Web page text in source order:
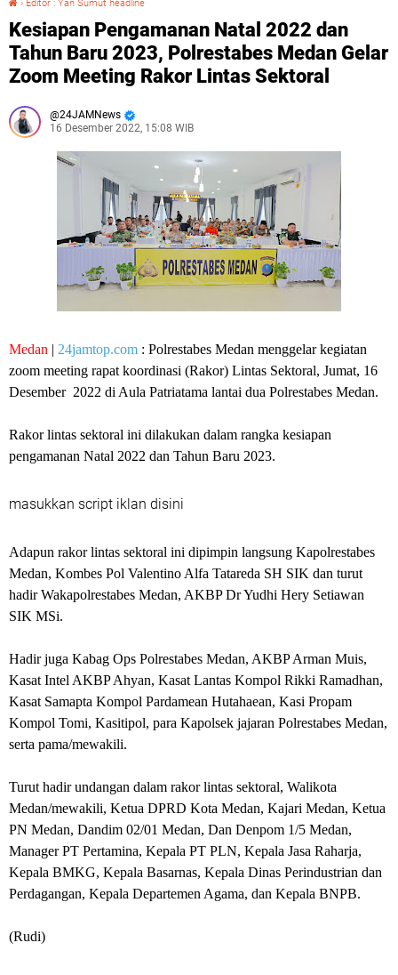
› Editor : Yan Sumut headline
Kesiapan Pengamanan Natal 2022 dan
Tahun Baru 2023, Polrestabes Medan Gelar
Zoom Meeting Rakor Lintas Sektoral
24JAMNews
16 Desember 2022, 15:08 WIB
Medan | 24jamtop.com : Polrestabes Medan menggelar kegiatan
zoom meeting rapat koordinasi (Rakor) Lintas Sektoral, Jumat, 16
Desember 2022 di Aula Patriatama lantai dua Polrestabes Medan.
Rakor lintas sektoral ini dilakukan dalam rangka kesiapan
pengamanan Natal 2022 dan Tahun Baru 2023.
masukkan script iklan disini
Adapun rakor lintas sektoral ini dipimpin langsung Kapolrestabes
Medan, Kombes Pol Valentino Alfa Tatareda SH SIK dan turut
hadir Wakapolrestabes Medan, AKBP Dr Yudhi Hery Setiawan
SIK MSi.
Hadir juga Kabag Ops Polrestabes Medan, AKBP Arman Muis,
Kasat Intel AKBP Ahyan, Kasat Lantas Kompol Rikki Ramadhan,
Kasat Samapta Kompol Pardamean Hutahaean, Kasi Propam
Kompol Tomi, Kasitipol, para Kapolsek jajaran Polrestabes Medan,
serta pama/mewakili.
Turut hadir undangan dalam rakor lintas sektoral, Walikota
Medan/mewakili, Ketua DPRD Kota Medan, Kajari Medan, Ketua
PN Medan, Dandim 02/01 Medan, Dan Denpom 1/5 Medan,
Manager PT Pertamina, Kepala PT PLN, Kepala Jasa Raharja,
Kepala BMKG, Kepala Basarnas, Kepala Dinas Perindustrian dan
Perdagangan, Kepala Departemen Agama, dan Kepala BNPB.
(Rudi)